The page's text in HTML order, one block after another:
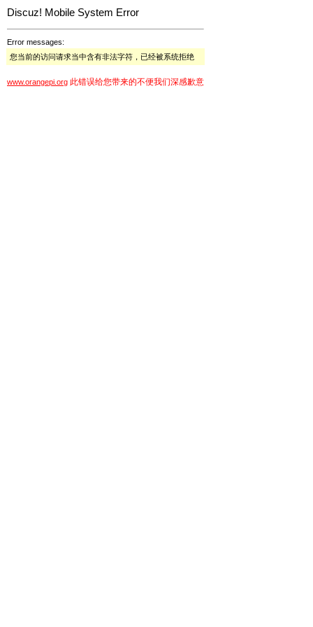
Discuz! Mobile System Error
Error messages:
您当前的访问请求当中含有非法字符，已经被系统拒绝
www.orangepi.org 此错误给您带来的不便我们深感歉意